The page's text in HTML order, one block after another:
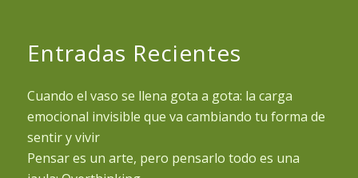
Entradas Recientes
Cuando el vaso se llena gota a gota: la carga
emocional invisible que va cambiando tu forma de
sentir y vivir
Pensar es un arte, pero pensarlo todo es una